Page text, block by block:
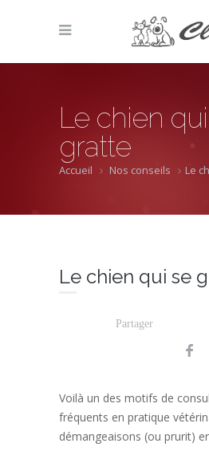
Le chien
gratte
Accueil Nos conseils Le
Le chien qui se
Partager
Voilà un des motifs de
fréquents en pratique
démangeaisons (ou prurit)